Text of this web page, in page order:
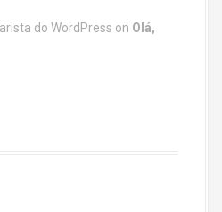
do WordPress on Olá,